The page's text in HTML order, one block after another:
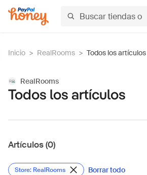
Inicio > RealRooms > Todos los artículos
RealRooms
Todos los artículos
Artículos (0)
Store: RealRooms Borrar todo